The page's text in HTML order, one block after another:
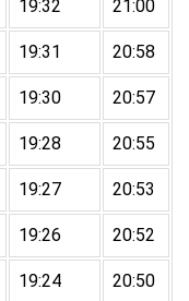
19:32 21:00
19:31 20:58
19:30 20:57
19:28 20:55
19:27 20:53
19:26 20:52
19:24 20:50